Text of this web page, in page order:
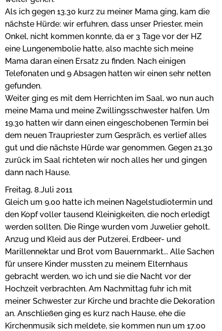
Als ich gegen 13.30 kurz zu meiner Mama ging, kam die
nächste Hürde: wir erfuhren, dass unser Priester, mein
Onkel, nicht kommen konnte, da er 3 Tage vor der HZ
eine Lungenembolie hatte, also machte sich meine
Mama daran einen Ersatz zu finden. Nach einigen
Telefonaten und 9 Absagen hatten wir einen sehr netten
gefunden.
Weiter ging es mit dem Herrichten im Saal, wo nun auch
meine Mama und meine Zwillingsschwester halfen. Um
19.30 hatten wir dann einen eingeschobenen Termin bei
dem neuen Traupriester zum Gespräch, es verlief alles
gut und die nächste Hürde war genommen. Gegen 21.30
zurück im Saal richteten wir noch alles her und gingen
dann nach Hause.
Freitag, 8.Juli 2011
Gleich um 9.00 hatte ich meinen Nagelstudiotermin und
den Kopf voller tausend Kleinigkeiten, die noch erledigt
werden sollten. Die Ringe wurden vom Juwelier geholt,
Anzug und Kleid aus der Putzerei, Erdbeer- und
Marillennektar und Brot vom Bauernmarkt... Alle Sachen
für unsere Kinder mussten zu meinem Elternhaus
gebracht werden, wo ich und sie die Nacht vor der
Hochzeit verbrachten. Am Nachmittag fuhr ich mit
meiner Schwester zur Kirche und brachte die Dekoration
an. Anschließen ging es kurz nach Hause, ehe die
Kirchenmusik sich meldete, sie kommen nun um 17.00